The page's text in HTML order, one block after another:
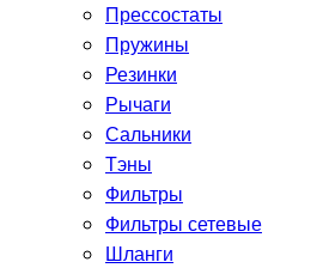
Прессостаты
Пружины
Резинки
Рычаги
Сальники
Тэны
Фильтры
Фильтры сетевые
Шланги